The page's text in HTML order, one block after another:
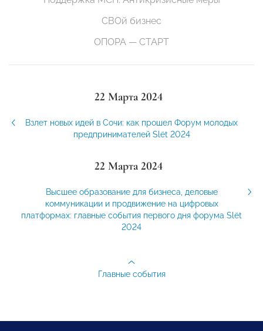
СВОй бизнес
ОПОРА — СТАРТ
22 Марта 2024
Взлет новых идей в Сочи: как прошел Форум молодых
предпринимателей Slёt 2024
22 Марта 2024
Высшее образование для бизнеса, деловые
коммуникации и продвижение на цифровых
платформах: главные события первого дня форума Slёt
2024
Главные события